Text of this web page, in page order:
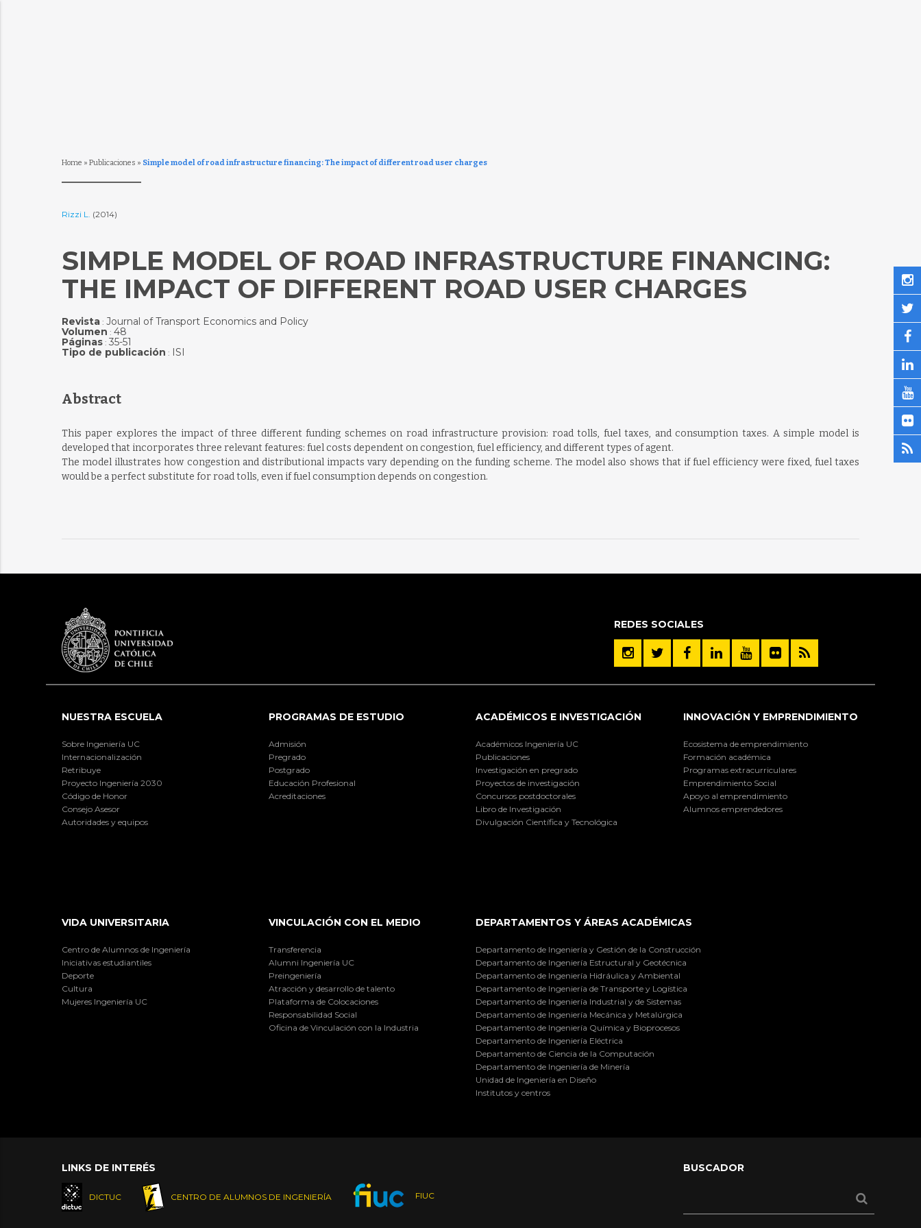
Home » Publicaciones » Simple model of road infrastructure financing: The impact of different road user charges
Rizzi L. (2014)
SIMPLE MODEL OF ROAD INFRASTRUCTURE FINANCING:
THE IMPACT OF DIFFERENT ROAD USER CHARGES
Revista: Journal of Transport Economics and Policy
Volumen : 48
Páginas: 35-51
Tipo de publicación : ISI
Abstract
This paper explores the impact of three different funding schemes on road infrastructure provision: road tolls, fuel taxes, and consumption taxes. A simple model is
developed that incorporates three relevant features: fuel costs dependent on congestion, fuel efficiency, and different types of agent.
The model illustrates how congestion and distributional impacts vary depending on the funding scheme. The model also shows that if fuel efficiency were fixed, fuel taxes
would be a perfect substitute for road tolls, even if fuel consumption depends on congestion.
REDES SOCIALES
NUESTRA ESCUELA
Sobre Ingeniería UC
Internacionalización
Retribuye
Proyecto Ingeniería 2030
Código de Honor
Consejo Asesor
Autoridades y equipos
PROGRAMAS DE ESTUDIO
Admisión
Pregrado
Postgrado
Educación Profesional
Acreditaciones
ACADÉMICOS E INVESTIGACIÓN
Académicos Ingeniería UC
Publicaciones
Investigación en pregrado
Proyectos de investigación
Concursos postdoctorales
Libro de Investigación
Divulgación Científica y Tecnológica
INNOVACIÓN Y EMPRENDIMIENTO
Ecosistema de emprendimiento
Formación académica
Programas extracurriculares
Emprendimiento Social
Apoyo al emprendimiento
Alumnos emprendedores
VIDA UNIVERSITARIA
Centro de Alumnos de Ingeniería
Iniciativas estudiantiles
Deporte
Cultura
Mujeres Ingeniería UC
VINCULACIÓN CON EL MEDIO
Transferencia
Alumni Ingeniería UC
Preingeniería
Atracción y desarrollo de talento
Plataforma de Colocaciones
Responsabilidad Social
Oficina de Vinculación con la Industria
DEPARTAMENTOS Y ÁREAS ACADÉMICAS
Departamento de Ingeniería y Gestión de la Construcción
Departamento de Ingeniería Estructural y Geotécnica
Departamento de Ingeniería Hidráulica y Ambiental
Departamento de Ingeniería de Transporte y Logística
Departamento de Ingeniería Industrial y de Sistemas
Departamento de Ingeniería Mecánica y Metalúrgica
Departamento de Ingeniería Química y Bioprocesos
Departamento de Ingeniería Eléctrica
Departamento de Ciencia de la Computación
Departamento de Ingeniería de Minería
Unidad de Ingeniería en Diseño
Institutos y centros
LINKS DE INTERÉS
DICTUC CENTRO DE ALUMNOS DE INGENIERÍA FIUC
BUSCADOR